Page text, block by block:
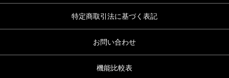
特定商取引法に基づく表記
お問い合わせ
機能比較表